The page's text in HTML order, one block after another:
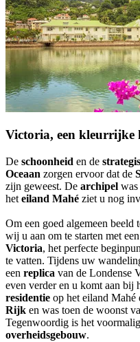
Victoria, een kleurrijke
De schoonheid en de
Oceaan zorgen ervoor dat de
zijn geweest. De archipel was
het eiland Mahé ziet u nog
Om een goed algemeen beeld
wij u aan om te starten met een
Victoria, het perfecte
te vatten. Tijdens uw
een replica van de Londense
even verder en u komt aan bij
residentie op het eiland Mahé
Rijk en was toen de woonst
Tegenwoordig is het
overheidsgebouw.